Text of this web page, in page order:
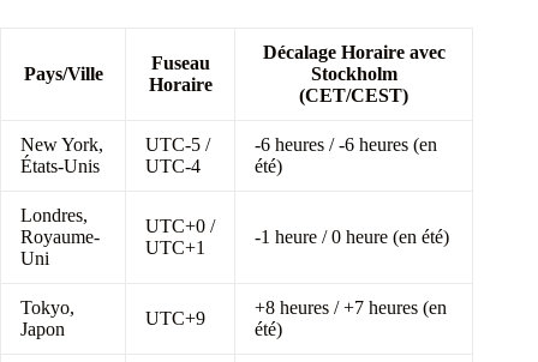
Pays/Ville
Fuseau
Horaire
Décalage Horaire avec
Stockholm
(CET/CEST)
New York,
États-Unis
UTC-5 /
UTC-4
-6 heures / -6 heures (en
été)
Londres,
Royaume-
Uni
UTC+0 /
UTC+1
-1 heure / 0 heure (en été)
Tokyo,
Japon
UTC+9
+8 heures / +7 heures (en
été)